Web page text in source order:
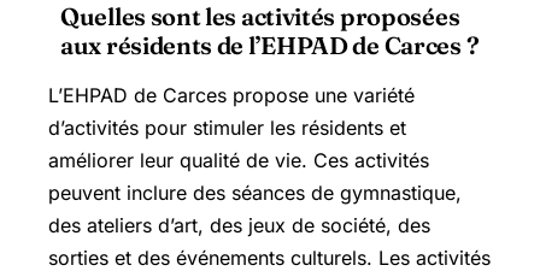
Quelles sont les activités proposées
aux résidents de l’EHPAD de Carces ?
L’EHPAD de Carces propose une variété
d’activités pour stimuler les résidents et
améliorer leur qualité de vie. Ces activités
peuvent inclure des séances de gymnastique,
des ateliers d’art, des jeux de société, des
sorties et des événements culturels. Les activités